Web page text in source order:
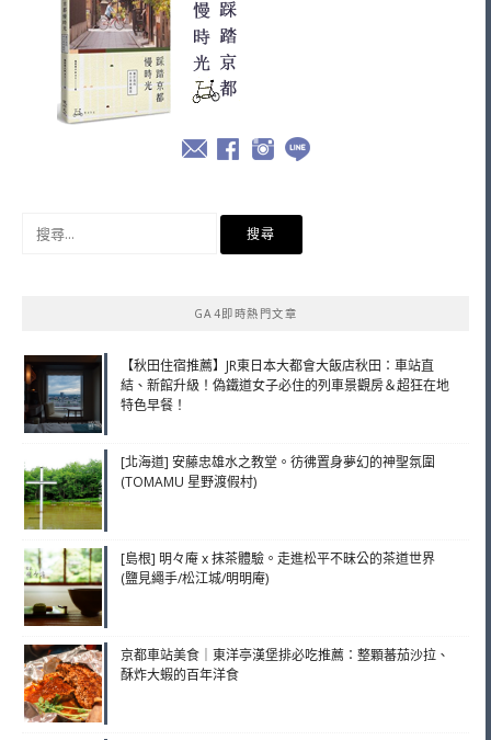
GA4即時熱門文章
【秋田住宿推薦】JR東日本大都會大飯店秋田：車站直
結、新館升級！偽鐵道女子必住的列車景觀房＆超狂在地
特色早餐！
[北海道] 安藤忠雄水之教堂。彷彿置身夢幻的神聖氛圍
(TOMAMU 星野渡假村)
[島根] 明々庵 x 抹茶體驗。走進松平不昧公的茶道世界
(鹽見繩手/松江城/明明庵)
京都車站美食｜東洋亭漢堡排必吃推薦：整顆蕃茄沙拉、
酥炸大蝦的百年洋食